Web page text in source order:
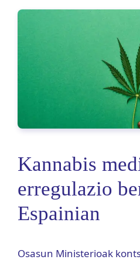
Kannabis
erregulazio
Espainian
Osasun Ministerioak